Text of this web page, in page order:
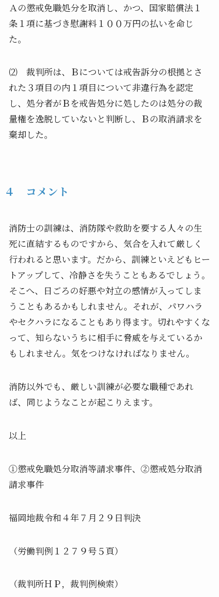
Ａの懲戒免職処分を取消し、かつ、国家賠償法１
条１項に基づき慰謝料１００万円の払いを命じ
た。
⑵ 裁判所は、Ｂについては戒告訴分の根拠とさ
れた３項目の内１項目について非違行為を認定
し、処分者がＢを戒告処分に処したのは処分の裁
量権を逸脱していないと判断し、Ｂの取消請求を
棄却した。
４ コメント
消防士の訓練は、消防隊や救助を要する人々の生
死に直結するものですから、気合を入れて厳しく
行われると思います。だから、訓練といえどもヒー
トアップして、冷静さを失うこともあるでしょう。
そこへ、日ごろの好悪や対立の感情が入ってしま
うこともあるかもしれません。それが、パワハラ
やセクハラになることもあり得ます。切れやすくな
って、知らないうちに相手に脅威を与えているか
もしれません。気をつけなければなりません。
消防以外でも、厳しい訓練が必要な職種であれ
ば、同じようなことが起こりえます。
以上
①懲戒免職処分取消等請求事件、②懲戒処分取消
請求事件
福岡地裁令和４年７月２９日判決
（労働判例１２７９号５頁）
（裁判所ＨＰ，裁判例検索）